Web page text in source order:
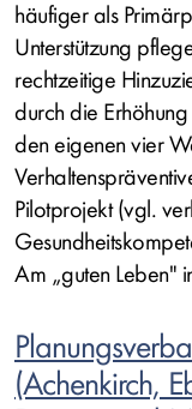
häufiger als
Unterstützung
rechtzeitige
durch die
den eigenen vier
Pilotprojekt (vgl.
Am „guten Leben"
(Achenkirch,